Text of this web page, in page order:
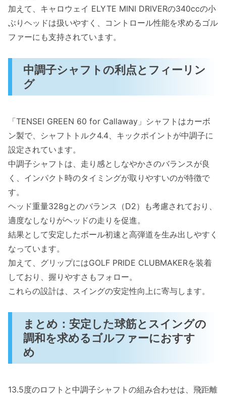
加えて、キャロウェイ ELYTE MINI DRIVERの340ccの小
ぶりヘッドは扱いやすく、コントロール性能を求めるゴル
ファーにも支持されています。
中調子シャフトの利点とフィーリン
グ
「TENSEI GREEN 60 for Callaway」シャフトはカーボ
ン製で、シャフトトルク4.4、キックポイントが中調子に
設定されています。
中調子シャフトは、走り感としなやかさのバランスが良
く、インパクト時のタイミングが取りやすいのが特徴で
す。
ヘッド重量328gとのバランス（D2）も考慮されており、
適度なしなりがヘッドの走りを促進。
結果として安定したボール初速と高弾道を生み出しやすく
なっています。
加えて、グリップにはGOLF PRIDE CLUBMAKERを装着
しており、握りやすさもフォロー。
これらの設計は、スイングの安定性向上に寄与します。
まとめ：安定した球筋とスイングの
調和を求めるゴルファーにおすす
め
13.5度のロフトと中調子シャフトの組み合わせは、飛距離